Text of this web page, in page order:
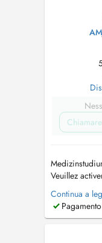
Veuillez
Dossier
RESPECTE
sera
Stunden im
Continua a